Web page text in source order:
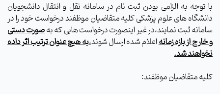
با توجه به الزامی بودن ثبت نام در سامانه نقل و انتقال دانشجویان
دانشگاه های علوم پزشکی کلیه متقاضیان موظفند درخواست خود را در
سامانه ثبت نمایند،در غیر اینصورت درخواست هایی که بهصورت دستی
و خارج از بازه زمانهاعلام شده ارسال شوند،به هیچ عنوان ترتیب اثر داده
نخواهند شد.
کلیه متقاضیان موظفند: